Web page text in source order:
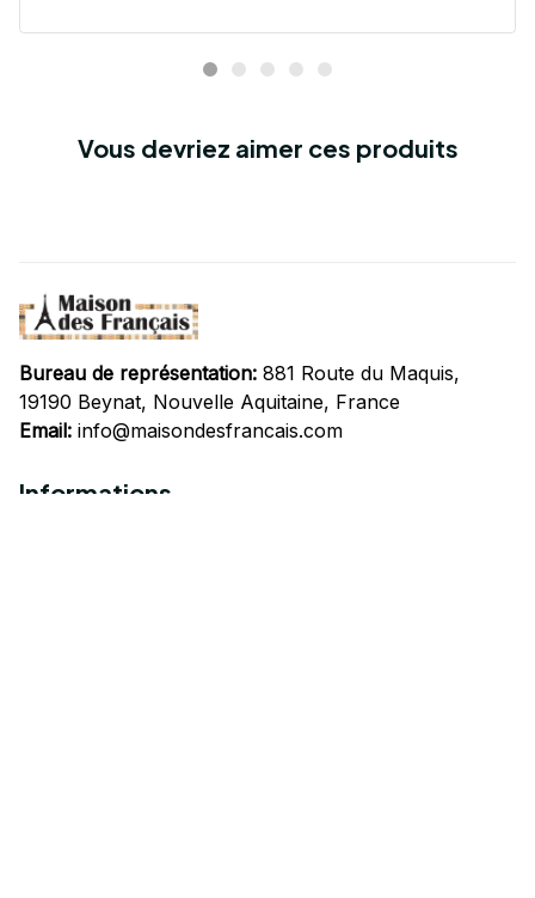
Vous devriez aimer ces produits
Bureau de représentation: 881 Route du Maquis,
19190 Beynat, Nouvelle Aquitaine, France
Email: info@maisondesfrancais.com
Informations